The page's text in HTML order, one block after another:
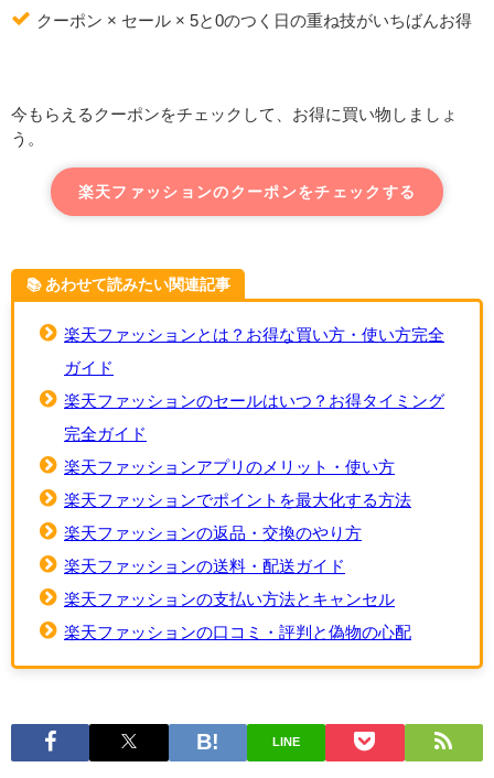
クーポン × セール × 5と0のつく日の重ね技がいちばんお得
今もらえるクーポンをチェックして、お得に買い物しましょ
う。
楽天ファッションのクーポンをチェックする
📚️ あわせて読みたい関連記事
楽天ファッションとは？お得な買い方・使い方完全
ガイド
楽天ファッションのセールはいつ？お得タイミング
完全ガイド
楽天ファッションアプリのメリット・使い方
楽天ファッションでポイントを最大化する方法
楽天ファッションの返品・交換のやり方
楽天ファッションの送料・配送ガイド
楽天ファッションの支払い方法とキャンセル
楽天ファッションの口コミ・評判と偽物の心配
LINE